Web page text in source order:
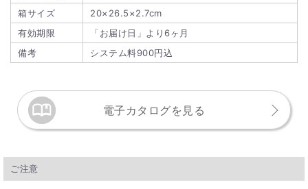
箱サイズ
20×26.5×2.7cm
有効期限
「お届け日」より6ヶ月
備考
システム料900円込
電子カタログを見る
ご注意